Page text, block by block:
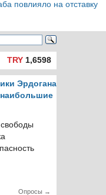
повлияло на отставку
TRY1,6598
Эрдогана
Опросы →